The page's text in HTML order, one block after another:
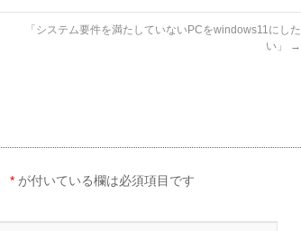
「システム要件を満たしていないPCをwindows11にした
い」
→
* が付いている欄は必須項目です